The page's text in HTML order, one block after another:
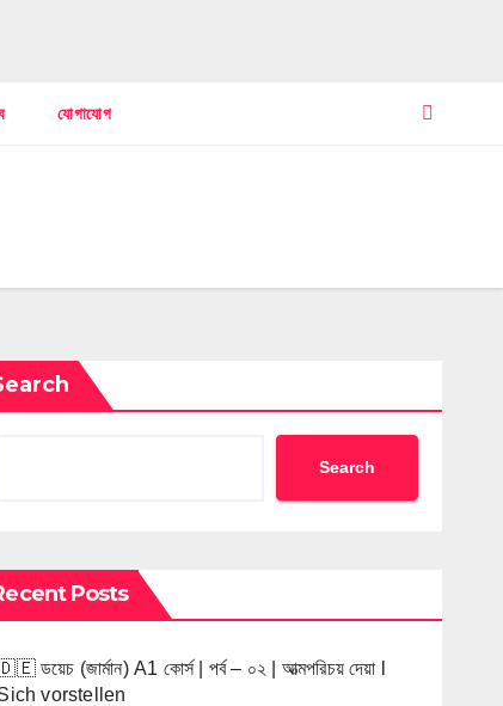
যোগাযোগ
Search
Posts
ডয়েচ (জার্মান) A1 কোর্স | পর্ব – ০২ | আত্মপরিচয় দেয়া l
vorstellen